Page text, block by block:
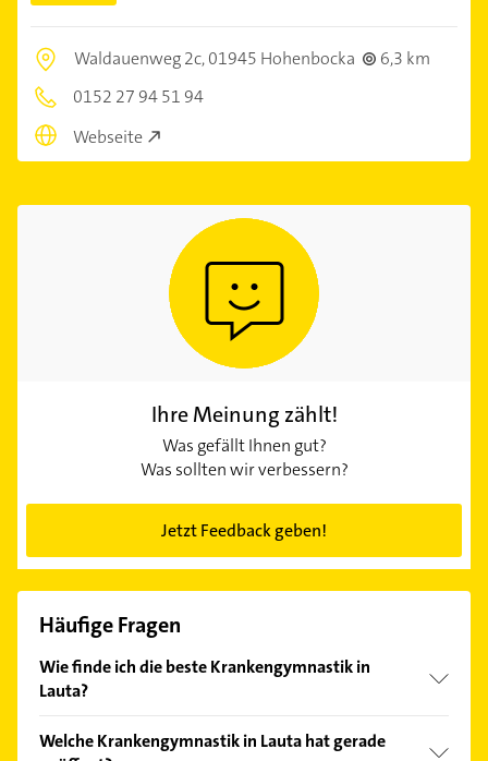
Waldauenweg 2c,01945 Hohenbocka
6,3 km
0152 27 94 51 94
Webseite
Ihre Meinung zählt!
Was gefällt Ihnen gut?
Was sollten wir verbessern?
Jetzt Feedback geben!
Häufige Fragen
Wie finde ich die beste Krankengymnastik in
Lauta?
Kundenmeinungen und profitieren Sie von den
Welche Krankengymnastik in Lauta hat gerade